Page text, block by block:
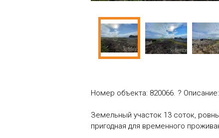
Номер объекта: 820066. ? Описание:
Земельный участок 13 соток,
пригодная для временного